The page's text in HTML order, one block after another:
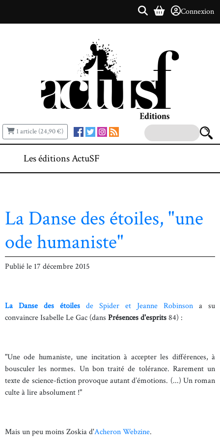
Connexion
1 article (24,90 €)
Les éditions ActuSF
La Danse des étoiles, "une
ode humaniste"
Publié le 17 décembre 2015
La Danse des étoiles de Spider et Jeanne Robinson a su
convaincreIsabelle Le Gac (dans Présences d'esprits84) :
"Une ode humaniste, une incitation à accepter les différences, à
bousculer les normes. Un bon traité de tolérance. Rarement un
texte de science-fiction provoque autant d’émotions. (...) Un roman
culte à lire absolument !"
Mais un peu moins Zoskia d'Acheron Webzine.